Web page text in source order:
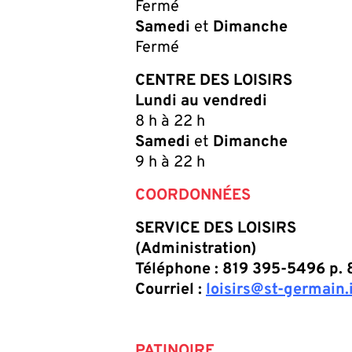
Fermé
Samedi et Dimanche
Fermé
CENTRE DES LOISIRS
Lundi au vendredi
8 h à 22 h
Samedi et Dimanche
9 h à 22 h
COORDONNÉES
SERVICE DES LOISIRS
(Administration)
Téléphone : 819 395-5496 p.
Courriel : loisirs@st-